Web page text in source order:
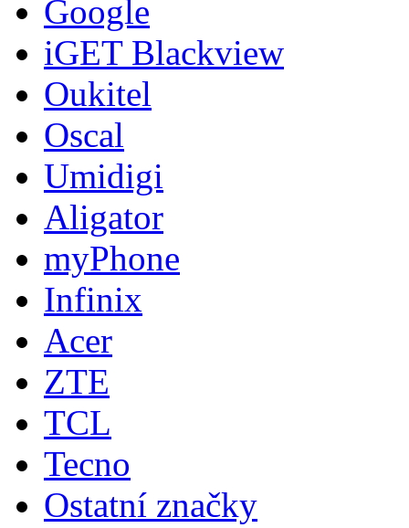
Google
iGET Blackview
Oukitel
Oscal
Umidigi
Aligator
myPhone
Infinix
Acer
ZTE
TCL
Tecno
Ostatní značky